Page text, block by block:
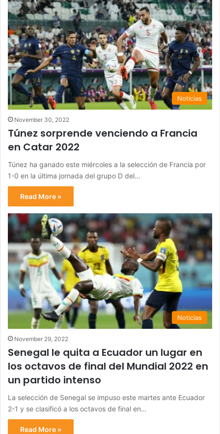
Noticias
November 30, 2022
Túnez sorprende venciendo a Francia
en Catar 2022
Túnez ha ganado este miércoles a la selección de Francia por
1-0 en la última jornada del grupo D del…
Read More »
Noticias
November 29, 2022
Senegal le quita a Ecuador un lugar en
los octavos de final del Mundial 2022 en
un partido intenso
La selección de Senegal se impuso este martes ante Ecuador
2-1 y se clasificó a los octavos de final en…
Read More »